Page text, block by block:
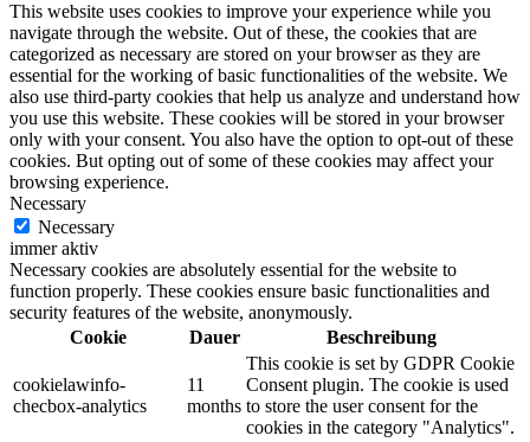
This website uses cookies to improve your experience while you
navigate through the website. Out of these, the cookies that are
categorized as necessary are stored on your browser as they are
essential for the working of basic functionalities of the website. We
also use third-party cookies that help us analyze and understand how
you use this website. These cookies will be stored in your browser
only with your consent. You also have the option to opt-out of these
cookies. But opting out of some of these cookies may affect your
browsing experience.
Necessary
Necessary
immer aktiv
Necessary cookies are absolutely essential for the website to
function properly. These cookies ensure basic functionalities and
security features of the website, anonymously.
Cookie
Dauer Beschreibung
cookielawinfo-
checbox-analytics
11
months
This cookie is set by GDPR Cookie
Consent plugin. The cookie is used
to store the user consent for the
cookies in the category "Analytics".